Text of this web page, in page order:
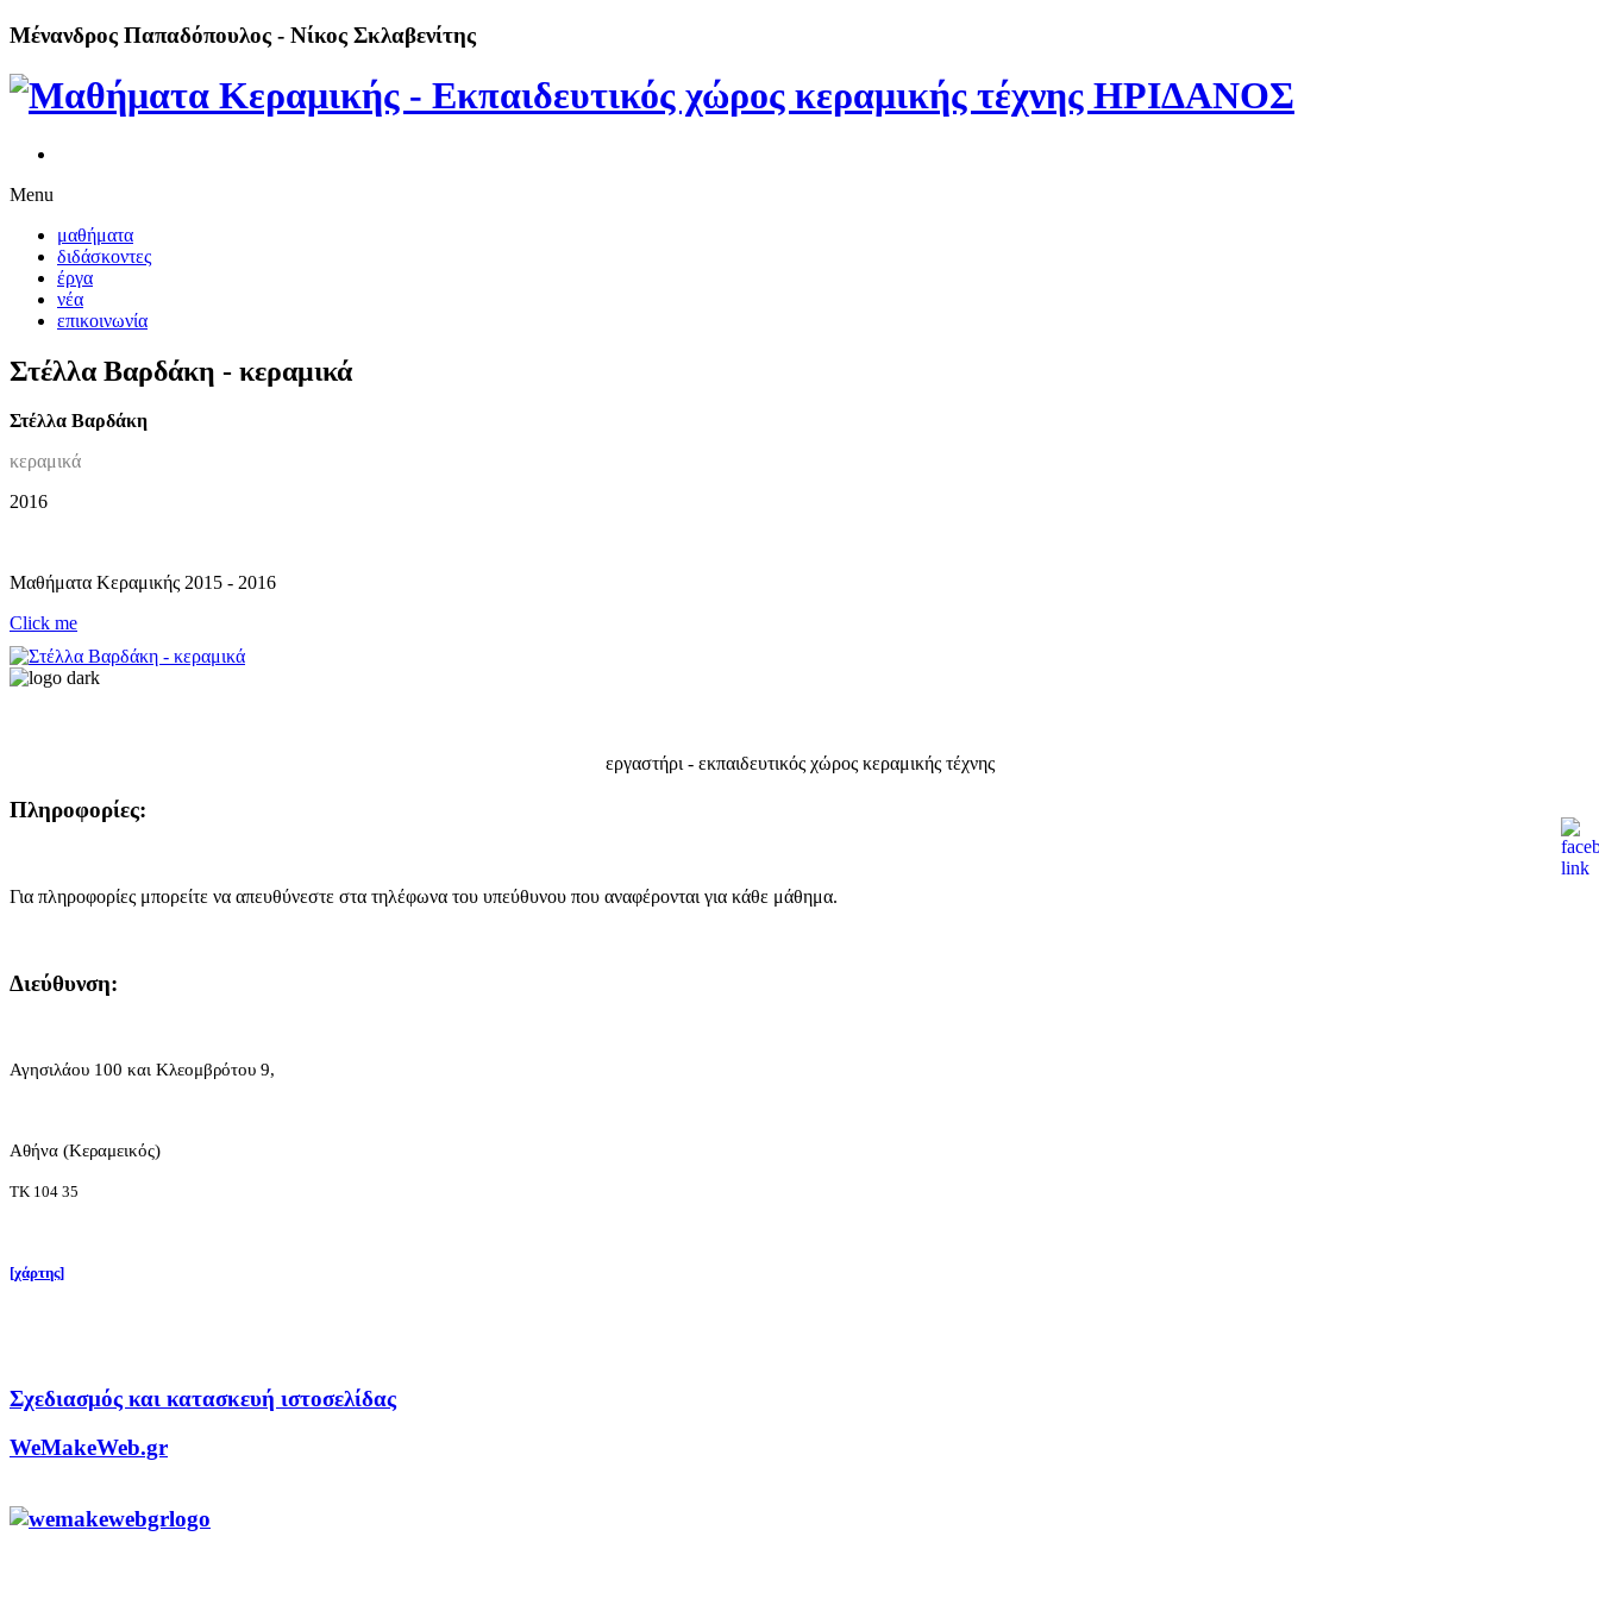
Μένανδρος Παπαδόπουλος - Νίκος Σκλαβενίτης
Menu
μαθήματα
διδάσκοντες
έργα
νέα
επικοινωνία
Στέλλα Βαρδάκη - κεραμικά
Στέλλα Βαρδάκη
κεραμικά
2016
Μαθήματα Κεραμικής 2015 - 2016
Click me
εργαστήρι - εκπαιδευτικός χώρος κεραμικής τέχνης
Πληροφορίες:
Για πληροφορίες μπορείτε να απευθύνεστε στα τηλέφωνα του υπεύθυνου που αναφέρονται για κάθε μάθημα.
Διεύθυνση:
Αγησιλάου 100 και Κλεομβρότου 9,
Αθήνα (Κεραμεικός)
ΤΚ 104 35
[χάρτης]
Σχεδιασμός και κατασκευή ιστοσελίδας
WeMakeWeb.gr